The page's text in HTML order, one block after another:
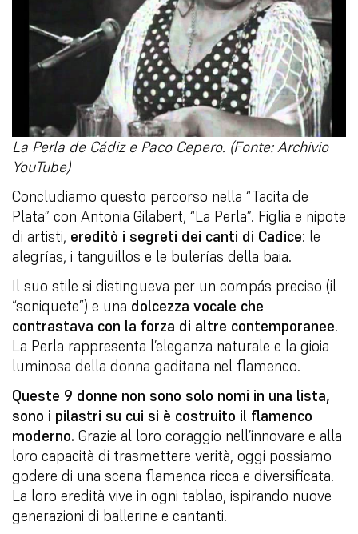
La Perla de Cádiz e Paco Cepero. (Fonte: Archivio
YouTube)
Concludiamo questo percorso nella “Tacita de
Plata” con Antonia Gilabert, “La Perla”. Figlia e nipote
di artisti, ereditò i segreti dei canti di Cadice: le
alegrías, i tanguillos e le bulerías della baia.
Il suo stile si distingueva per un compás preciso (il
“soniquete”) e una dolcezza vocale che
contrastava con la forza di altre contemporanee.
La Perla rappresenta l’eleganza naturale e la gioia
luminosa della donna gaditana nel flamenco.
Queste 9 donne non sono solo nomi in una lista,
sono i pilastri su cui si è costruito il flamenco
moderno. Grazie al loro coraggio nell’innovare e alla
loro capacità di trasmettere verità, oggi possiamo
godere di una scena flamenca ricca e diversificata.
La loro eredità vive in ogni tablao, ispirando nuove
generazioni di ballerine e cantanti.